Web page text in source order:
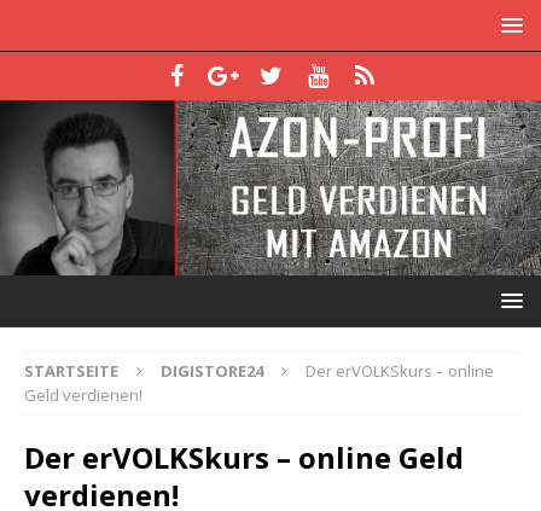
STARTSEITE DIGISTORE24
Der erVOLKSkurs – online
Geld verdienen!
Der erVOLKSkurs – online Geld
verdienen!